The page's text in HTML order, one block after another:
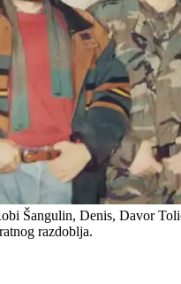
Šangulin, Denis, Davor
razdoblja.